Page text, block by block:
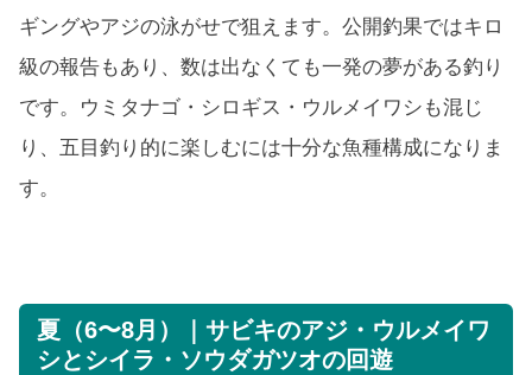
ギングやアジの泳がせで狙えます。公開釣果ではキロ
級の報告もあり、数は出なくても一発の夢がある釣り
です。ウミタナゴ・シロギス・ウルメイワシも混じ
り、五目釣り的に楽しむには十分な魚種構成になりま
す。
夏（6〜8月）｜サビキのアジ・ウルメイワ
シとシイラ・ソウダガツオの回遊